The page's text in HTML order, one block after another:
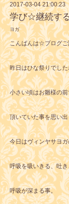
2017-03-04 21:00:23
学び☆継続す
ヨガ
こんばんは☆ブログご
昨日はひな祭りでし
小さい頃はお雛様の
頂いていた事を思い
今日はヴィンヤサヨ
呼吸を吸いきる、吐
呼吸が深まる事。